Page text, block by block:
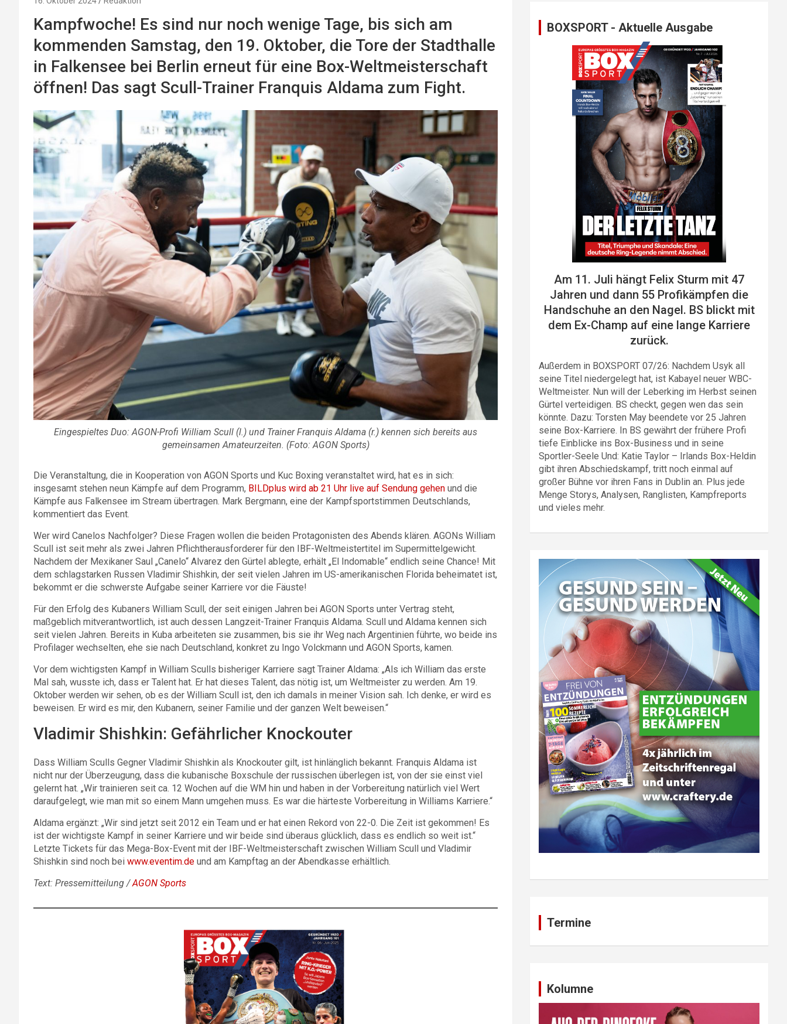
Kampfwoche! Es sind nur noch wenige Tage, bis sich am
kommenden Samstag, den 19. Oktober, die Tore der Stadthalle
in Falkensee bei Berlin erneut für eine Box-Weltmeisterschaft
öffnen! Das sagt Scull-Trainer Franquis Aldama zum Fight.
Eingespieltes Duo: AGON-Profi William Scull (l.) und Trainer Franquis Aldama (r.) kennen sich bereits aus
gemeinsamen Amateurzeiten. (Foto: AGON Sports)
Die Veranstaltung, die in Kooperation von AGON Sports und Kuc Boxing veranstaltet wird, hat es in sich:
insgesamt stehen neun Kämpfe auf dem Programm, BILDplus wird ab 21 Uhr live auf Sendung gehen und die
Kämpfe aus Falkensee im Stream übertragen. Mark Bergmann, eine der Kampfsportstimmen Deutschlands,
kommentiert das Event.
Wer wird Canelos Nachfolger? Diese Fragen wollen die beiden Protagonisten des Abends klären. AGONs William
Scull ist seit mehr als zwei Jahren Pflichtherausforderer für den IBF-Weltmeistertitel im Supermittelgewicht.
Nachdem der Mexikaner Saul „Canelo“ Alvarez den Gürtel ablegte, erhält „El Indomable“ endlich seine Chance! Mit
dem schlagstarken Russen Vladimir Shishkin, der seit vielen Jahren im US-amerikanischen Florida beheimatet ist,
bekommt er die schwerste Aufgabe seiner Karriere vor die Fäuste!
Für den Erfolg des Kubaners William Scull, der seit einigen Jahren bei AGON Sports unter Vertrag steht,
maßgeblich mitverantwortlich, ist auch dessen Langzeit-Trainer Franquis Aldama. Scull und Aldama kennen sich
seit vielen Jahren. Bereits in Kuba arbeiteten sie zusammen, bis sie ihr Weg nach Argentinien führte, wo beide ins
Profilager wechselten, ehe sie nach Deutschland, konkret zu Ingo Volckmann und AGON Sports, kamen.
Vor dem wichtigsten Kampf in William Sculls bisheriger Karriere sagt Trainer Aldama: „Als ich William das erste
Mal sah, wusste ich, dass er Talent hat. Er hat dieses Talent, das nötig ist, um Weltmeister zu werden. Am 19.
Oktober werden wir sehen, ob es der William Scull ist, den ich damals in meiner Vision sah. Ich denke, er wird es
beweisen. Er wird es mir, den Kubanern, seiner Familie und der ganzen Welt beweisen.“
Vladimir Shishkin: Gefährlicher Knockouter
Dass William Sculls Gegner Vladimir Shishkin als Knockouter gilt, ist hinlänglich bekannt. Franquis Aldama ist
nicht nur der Überzeugung, dass die kubanische Boxschule der russischen überlegen ist, von der sie einst viel
gelernt hat. „Wir trainieren seit ca. 12 Wochen auf die WM hin und haben in der Vorbereitung natürlich viel Wert
daraufgelegt, wie man mit so einem Mann umgehen muss. Es war die härteste Vorbereitung in Williams Karriere.“
Aldama ergänzt: „Wir sind jetzt seit 2012 ein Team und er hat einen Rekord von 22-0. Die Zeit ist gekommen! Es
ist der wichtigste Kampf in seiner Karriere und wir beide sind überaus glücklich, dass es endlich so weit ist.“
Letzte Tickets für das Mega-Box-Event mit der IBF-Weltmeisterschaft zwischen William Scull und Vladimir
Shishkin sind noch bei www.eventim.de und am Kampftag an der Abendkasse erhältlich.
Text: Pressemitteilung /AGON Sports
BOXSPORT - Aktuelle Ausgabe
Am 11. Juli hängt Felix Sturm mit 47
Jahren und dann 55 Profikämpfen die
Handschuhe an den Nagel. BS blickt mit
dem Ex-Champ auf eine lange Karriere
zurück.
Außerdem in BOXSPORT 07/26: Nachdem Usyk all
seine Titel niedergelegt hat, ist Kabayel neuer WBC-
Weltmeister. Nun will der Leberking im Herbst seinen
Gürtel verteidigen. BS checkt, gegen wen das sein
könnte. Dazu: Torsten May beendete vor 25 Jahren
seine Box-Karriere. In BS gewährt der frühere Profi
tiefe Einblicke ins Box-Business und in seine
Sportler-Seele Und: Katie Taylor – Irlands Box-Heldin
gibt ihren Abschiedskampf, tritt noch einmal auf
großer Bühne vor ihren Fans in Dublin an. Plus jede
Menge Storys, Analysen, Ranglisten, Kampfreports
und vieles mehr.
Termine
Kolumne